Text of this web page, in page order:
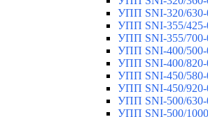
УПП SNI-320/630-
УПП SNI-355/425-
УПП SNI-355/700-
УПП SNI-400/500-
УПП SNI-400/820-
УПП SNI-450/580-
УПП SNI-450/920-
УПП SNI-500/630-
УПП SNI-500/